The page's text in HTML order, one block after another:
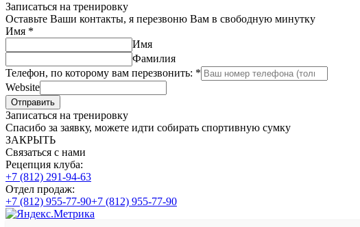
Записаться на тренировку
Оставьте Ваши контакты, я перезвоню Вам в свободную минутку
Имя *
Имя
Фамилия
Телефон, по которому вам перезвонить: *
Website
Отправить
Записаться на тренировку
Спасибо за заявку, можете идти собирать спортивную сумку
ЗАКРЫТЬ
Связаться с нами
Рецепция клуба:
+7 (812) 291-94-63
Отдел продаж:
+7 (812) 955-77-90+7 (812) 955-77-90